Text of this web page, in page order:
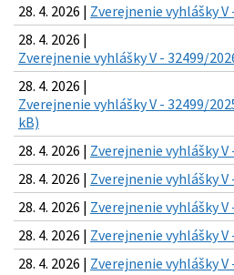
28. 4. 2026 | Zverejnenie vyhlášky V
28. 4. 2026 |
Zverejnenie vyhlášky V - 32499/
28. 4. 2026 |
Zverejnenie vyhlášky V - 32499/
kB)
28. 4. 2026 | Zverejnenie vyhlášky V
28. 4. 2026 | Zverejnenie vyhlášky V
28. 4. 2026 | Zverejnenie vyhlášky V
28. 4. 2026 | Zverejnenie vyhlášky V
28. 4. 2026 | Zverejnenie vyhlášky V